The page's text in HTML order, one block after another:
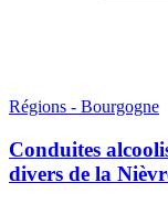
Régions - Bourgogne
Conduites
divers de la